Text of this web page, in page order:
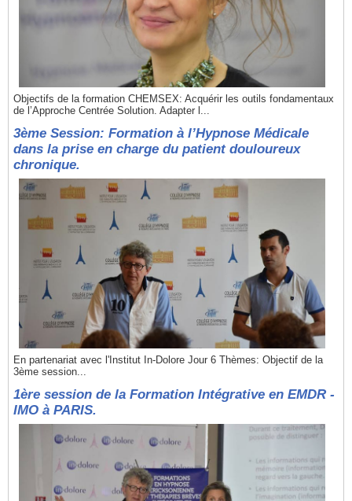
Objectifs de la formation CHEMSEX: Acquérir les outils fondamentaux
de l’Approche Centrée Solution. Adapter l...
3ème Session: Formation à l’Hypnose Médicale
dans la prise en charge du patient douloureux
chronique.
En partenariat avec l'Institut In-Dolore Jour 6 Thèmes: Objectif de la
3ème session...
1ère session de la Formation Intégrative en EMDR -
IMO à PARIS.